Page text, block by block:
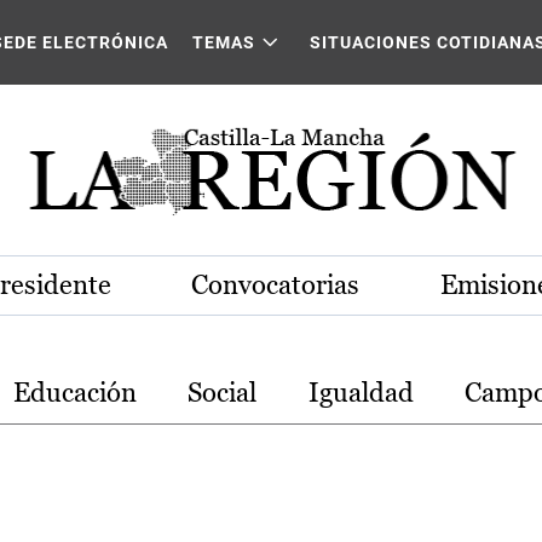
La Mancha
ELECTRÓNICA TEMAS SITUACIONES
Convocatorias
Educación Social Igualdad